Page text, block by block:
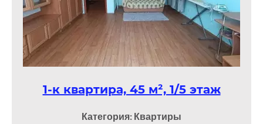
1-к квартира, 45 м², 1/5 этаж
Категория: Квартиры